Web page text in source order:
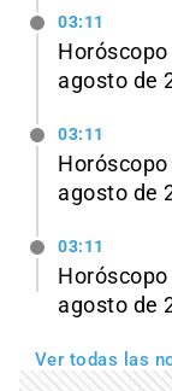
03:11
agosto de
03:11
agosto de
03:11
agosto de
Ver todas las